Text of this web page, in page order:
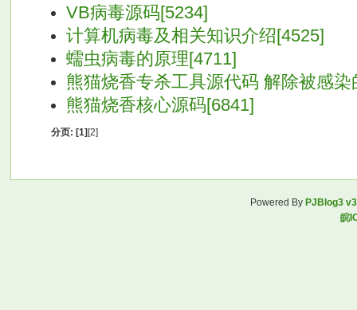
VB病毒源码[5234]
计算机病毒及相关知识介绍[4525]
蠕虫病毒的原理[4711]
熊猫烧香专杀工具源代码 解除被感染
熊猫烧香核心源码[6841]
分页: [1] [2]
Powered By PJBlog3
皖